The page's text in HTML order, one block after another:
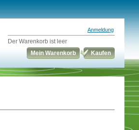
Anmeldung
Der Warenkorb ist leer
Mein Warenkorb
Kaufen